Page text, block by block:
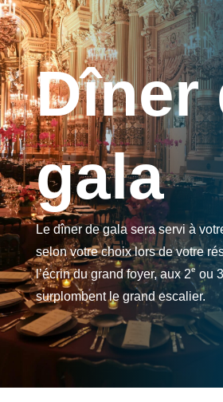
Dîner
gala
Le dîner de gala sera servi à
selon votre choix lors de votre
l’écrin du grand foyer, aux 2e ou 3
surplombent le grand escalier.